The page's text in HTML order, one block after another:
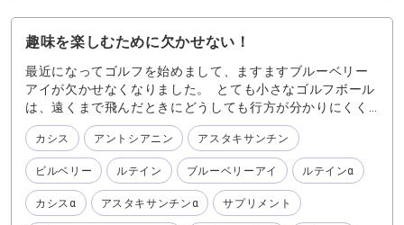
趣味を楽しむために欠かせない！
最近になってゴルフを始めまして、ますますブルーベリー
アイが欠かせなくなりました。 とても小さなゴルフボール
は、遠くまで飛んだときにどうしても行方が分かりにくく
なります。 ボールを見失ってしまうと、楽しさも半減！涙
『ブルーベリーアイ』で総合的にケアをして 太陽には『ル
テインα』 遠くと近くのボールに『カシスα』 長時間のプレ
ーのために『アスタキサンチンα』 そしてちゃんとサンシ
ャインメガネをかけているので、眩しさ対策もバッチリ⭐︎
それぞれに役割を果たしてくれており、45歳になっても裸
カシス アントシアニン アスタキサンチン
ビルベリー ルテイン ブルーベリーアイ ルテインα
カシスα アスタキサンチンα サプリメント